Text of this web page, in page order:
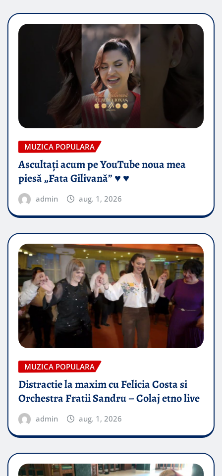
MUZICA POPULARA
Ascultați acum pe YouTube noua mea
piesă „Fata Gilivană” ♥️ ♥️
admin aug. 1, 2026
MUZICA POPULARA
Distractie la maxim cu Felicia Costa si
Orchestra Fratii Sandru – Colaj etno live
admin aug. 1, 2026